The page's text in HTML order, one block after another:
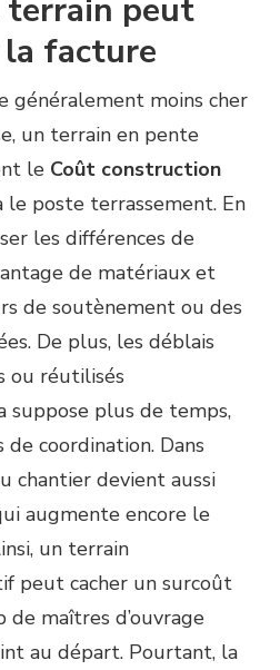
terrain peut
facture
généralement moins cher
un terrain en pente
le Coût construction
le poste terrassement. En
les différences de
de matériaux et
de soutènement ou des
De plus, les déblais
ou réutilisés
suppose plus de temps,
coordination. Dans
chantier devient aussi
augmente encore le
un terrain
peut cacher un surcoût
maîtres d’ouvrage
au départ. Pourtant, la